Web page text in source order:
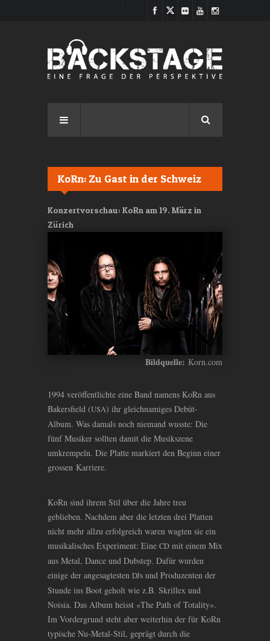
KoRn: Zu Gast in der Schweiz
Konzertvorschau: KoRn am 19. März in
Zürich
Bildquelle: Korn.com
1994 veröffentlichte eine Band namens KoRn aus
Bakersfield (USA) ihr gleichnamiges Debüt-
Album. Was damals noch niemand wusste: Die
fünf Musiker sollten damit die Musikszene
umkrempeln. Die Platte markiert den Beginn einer
grossen Karriere.
KoRn sind ihrem Stil über die Jahre treu
geblieben. Nachdem aber die letzten drei Platten
nicht mehr allzu erfolgreich waren wagten sie ein
musikalisches Experiment: Eine CD mit einem Mix
aus Metal, Dance und Dubstep. Dafür wurden
einige der angesagtesten DJs und Produzenten der
Stunde ins Boot geholt wie z.B. Skrillex und
Noisia. Das Album heisst «The Path of Totality».
Im Vordergrund steht aber weiterhin der für KoRn
typische Nu-Metal-Stil, geprägt durch die